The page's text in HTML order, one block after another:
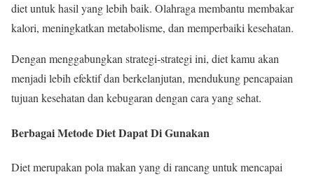
diet untuk hasil yang lebih baik. Olahraga membantu membakar
kalori, meningkatkan metabolisme, dan memperbaiki kesehatan.
Dengan menggabungkan strategi-strategi ini, diet kamu akan
menjadi lebih efektif dan berkelanjutan, mendukung pencapaian
tujuan kesehatan dan kebugaran dengan cara yang sehat.
Berbagai Metode Diet Dapat Di Gunakan
Diet merupakan pola makan yang di rancang untuk mencapai